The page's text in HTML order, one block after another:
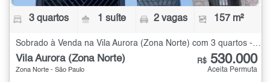
3 quartos 1 suíte 2 vagas 157 m²
Sobrado à Venda na Vila Aurora (Zona Norte) com 3 quartos - 157 m²
Vila Aurora (Zona Norte)
Zona Norte - São Paulo
R$ 530.000
Aceita Permuta